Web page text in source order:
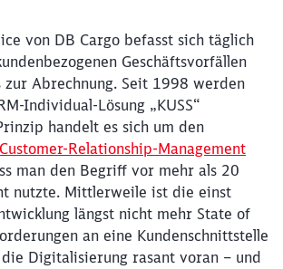
von DB Cargo befasst sich täglich
Geschäftsvorfällen
Abrechnung. Seit 1998 werden
Individual-Lösung „KUSS“
handelt es sich um den
Customer-Relationship-Management
man den Begriff vor mehr als 20
nutzte. Mittlerweile ist die einst
längst nicht mehr State of
an eine Kundenschnittstelle
Digitalisierung rasant voran – und